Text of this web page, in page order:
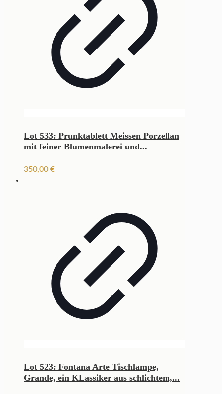
Lot 533: Prunktablett Meissen Porzellan
mit feiner Blumenmalerei und...
350,00 €
Lot 523: Fontana Arte Tischlampe,
Grande, ein KLassiker aus schlichtem,...